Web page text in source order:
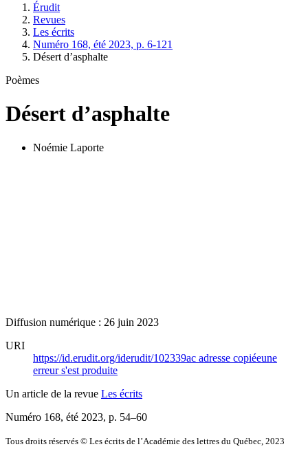
Érudit
Revues
Les écrits
Numéro 168, été 2023, p. 6-121
Désert d’asphalte
Poèmes
Désert d’asphalte
Noémie Laporte
Diffusion numérique : 26 juin 2023
URI
https://id.erudit.org/iderudit/102339ac adresse copiéeune
erreur s'est produite
Un article de la revue Les écrits
Numéro 168, été 2023, p. 54–60
Tous droits réservés © Les écrits de l’Académie des lettres du Québec, 2023